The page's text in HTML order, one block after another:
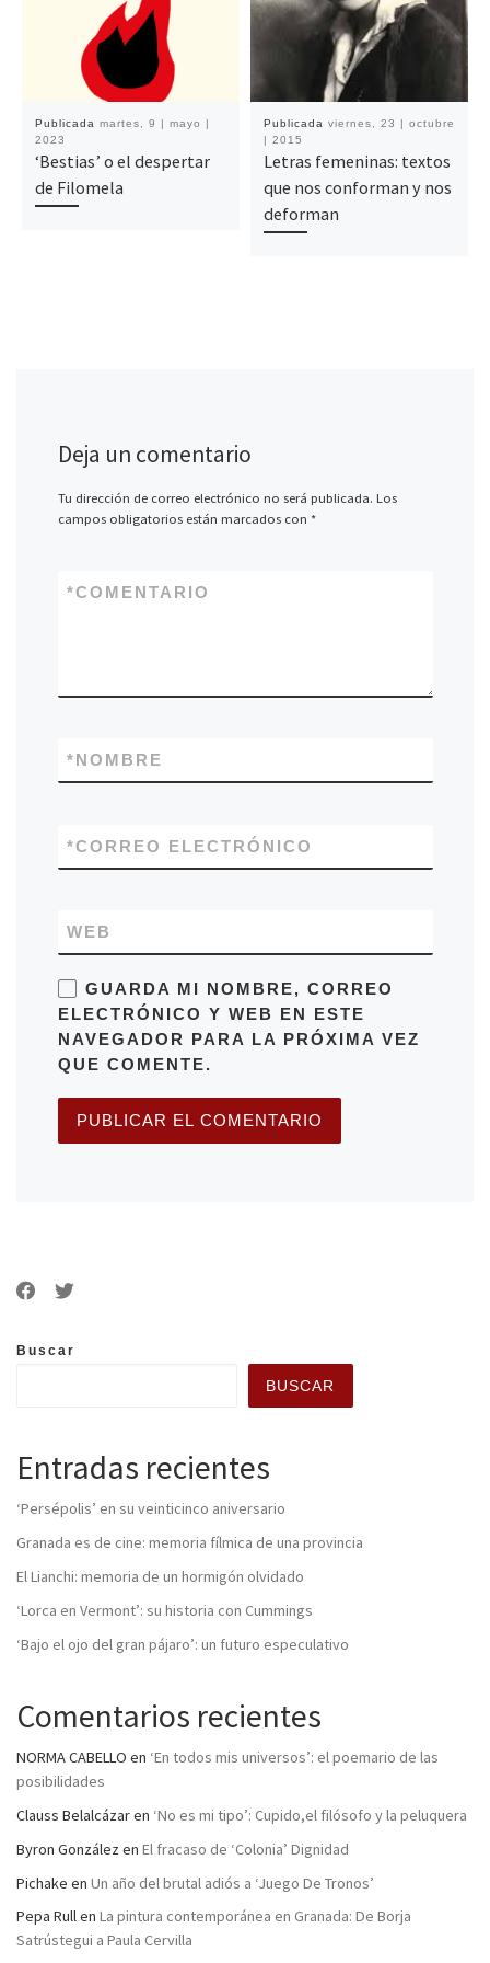
Publicada martes, 9 | mayo |
2023
‘Bestias’ o el despertar
de Filomela
Publicada viernes, 23 | octubre
| 2015
Letras femeninas: textos
que nos conforman y nos
deforman
Deja un comentario
Tu dirección de correo electrónico no será publicada. Los
campos obligatorios están marcados con *
COMENTARIO
*
NOMBRE
*
CORREO ELECTRÓNICO
*
WEB
GUARDA MI NOMBRE, CORREO
ELECTRÓNICO Y WEB EN ESTE
NAVEGADOR PARA LA PRÓXIMA VEZ
QUE COMENTE.
Buscar
BUSCAR
Entradas recientes
‘Persépolis’ en su veinticinco aniversario
Granada es de cine: memoria fílmica de una provincia
El Lianchi: memoria de un hormigón olvidado
‘Lorca en Vermont’: su historia con Cummings
‘Bajo el ojo del gran pájaro’: un futuro especulativo
Comentarios recientes
NORMA CABELLO en ‘En todos mis universos’: el poemario de las
posibilidades
Clauss Belalcázaren ‘No es mi tipo’: Cupido,el filósofo y la peluquera
Byron González en El fracaso de ‘Colonia’ Dignidad
Pichake en Un año del brutal adiós a ‘Juego De Tronos’
Pepa Rullen La pintura contemporánea en Granada: De Borja
Satrústegui a Paula Cervilla